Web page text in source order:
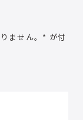
ません。 * が付